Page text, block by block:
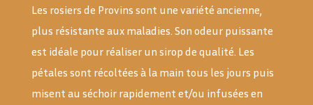
Les rosiers de Provins sont une variété ancienne,
plus résistante aux maladies. Son odeur puissante
est idéale pour réaliser un sirop de qualité. Les
pétales sont récoltées à la main tous les jours puis
misent au séchoir rapidement et/ou infusées en